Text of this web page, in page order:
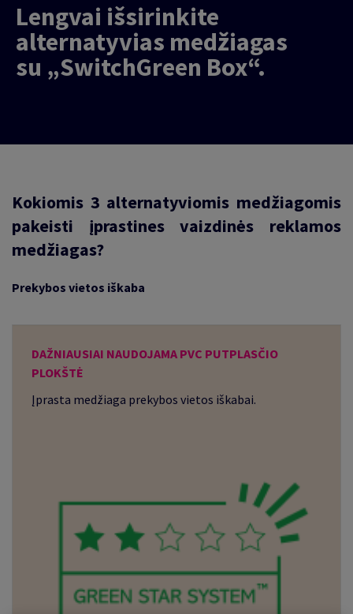
Lengvai išsirinkite
alternatyvias medžiagas
su „SwitchGreen Box“.
Kokiomis 3 alternatyviomis medžiagomis
pakeisti įprastines vaizdinės reklamos
medžiagas?
Prekybos vietos iškaba
DAŽNIAUSIAI NAUDOJAMA PVC PUTPLASČIO
PLOKŠTĖ
Įprasta medžiaga prekybos vietos iškabai.